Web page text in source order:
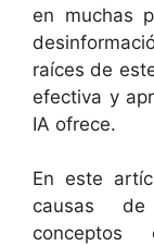
en muchas
raíces de
efectiva y
IA ofrece.
En este
causas